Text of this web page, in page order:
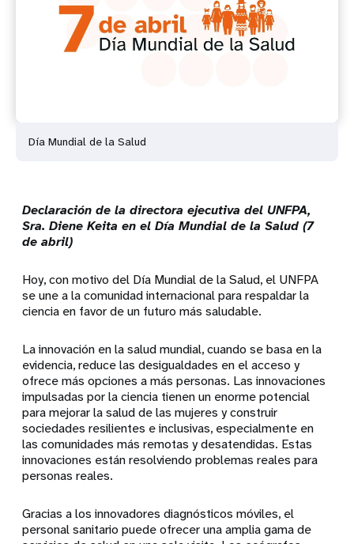
Día Mundial de la Salud
Declaración de la directora ejecutiva del UNFPA,
Sra. Diene Keita en el Día Mundial de la Salud (7
de abril)
Hoy, con motivo del Día Mundial de la Salud, el UNFPA
se une a la comunidad internacional para respaldar la
ciencia en favor de un futuro más saludable.
La innovación en la salud mundial, cuando se basa en la
evidencia, reduce las desigualdades en el acceso y
ofrece más opciones a más personas. Las innovaciones
impulsadas por la ciencia tienen un enorme potencial
para mejorar la salud de las mujeres y construir
sociedades resilientes e inclusivas, especialmente en
las comunidades más remotas y desatendidas. Estas
innovaciones están resolviendo problemas reales para
personas reales.
Gracias a los innovadores diagnósticos móviles, el
personal sanitario puede ofrecer una amplia gama de